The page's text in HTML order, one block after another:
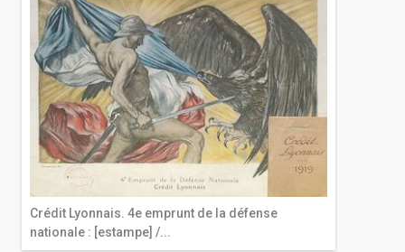
Crédit Lyonnais. 4e emprunt de la défense
nationale : [estampe] /...